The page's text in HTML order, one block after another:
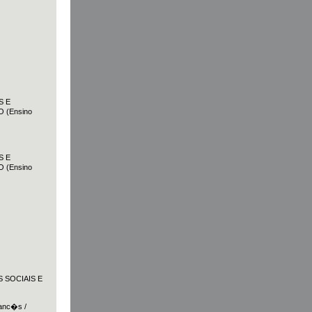
E
(Ensino
E
(Ensino
SOCIAIS E
/